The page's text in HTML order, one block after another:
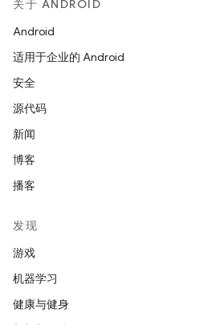
关于 ANDROID
Android
适用于企业的 Android
安全
源代码
新闻
博客
播客
发现
游戏
机器学习
健康与健身